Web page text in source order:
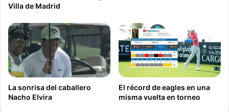
Villa de Madrid
La sonrisa del caballero
Nacho Elvira
El récord de eagles en una
misma vuelta en torneo